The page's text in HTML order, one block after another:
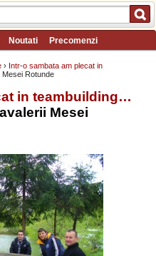
Noutati Precomenzi
Forum Blog Angajari
› Intr-o sambata am plecat in
Mesei Rotunde
in teambuilding…
Mesei